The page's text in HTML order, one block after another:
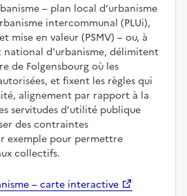
– plan local d’urbanisme
intercommunal (PLUi),
mise en valeur (PSMV) – ou, à
d’urbanisme, délimitent
de Folgensbourg où les
et fixent les règles qui
alignement par rapport à la
servitudes d’utilité publique
des contraintes
exemple pour permettre
collectifs.
– carte interactive